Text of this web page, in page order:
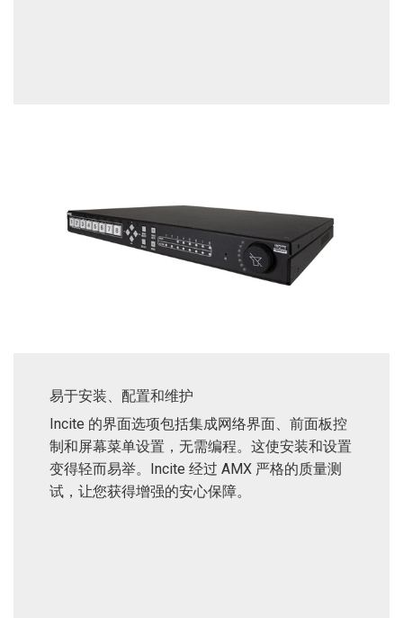
易于安装、配置和维护
Incite 的界面选项包括集成网络界面、前面板控
制和屏幕菜单设置，无需编程。这使安装和设置
变得轻而易举。Incite 经过 AMX 严格的质量测
试，让您获得增强的安心保障。